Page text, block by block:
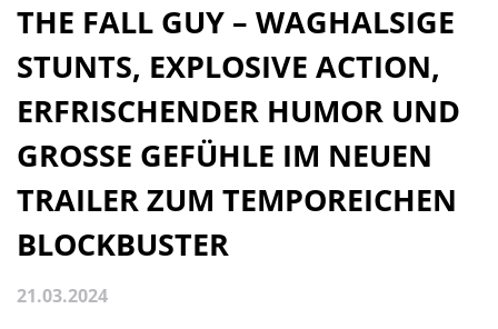
THE FALL GUY – WAGHALSIGE
STUNTS, EXPLOSIVE ACTION,
ERFRISCHENDER HUMOR UND
GROSSE GEFÜHLE IM NEUEN T
RAILER ZUM TEMPOREICHEN B
LOCKBUSTER
21.03.2024